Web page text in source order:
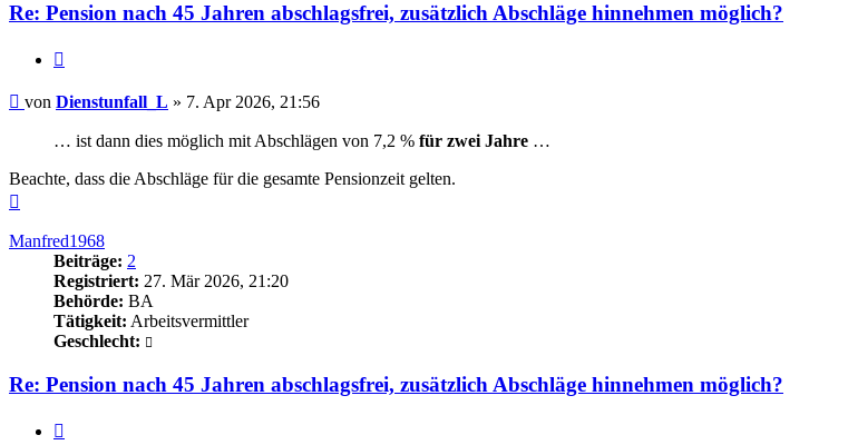
Re: Pension nach 45 Jahren abschlagsfrei, zusätzlich Abschläge hinnehmen möglich?
Beitrag
von Dienstunfall_L » 7. Apr 2026, 21:56
… ist dann dies möglich mit Abschlägen von 7,2 % für zwei Jahre …
Beachte, dass die Abschläge für die gesamte Pensionzeit gelten.
Manfred1968
Beiträge: 2
Registriert: 27. Mär 2026, 21:20
Behörde: BA
Tätigkeit: Arbeitsvermittler
Geschlecht:
Re: Pension nach 45 Jahren abschlagsfrei, zusätzlich Abschläge hinnehmen möglich?